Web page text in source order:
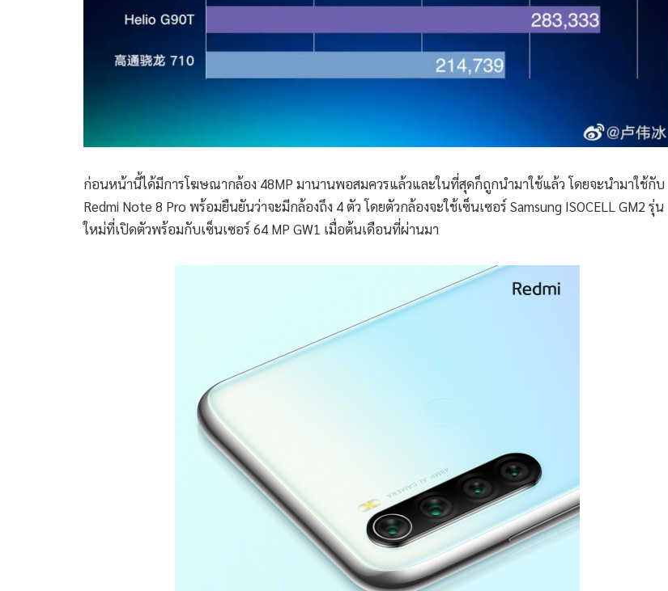
ก่อนหน้านี้ได้มีการโฆษณากล้อง 48MP มานานพอสมควรแล้วและในที่สุดก็ถูกนำมาใช้แล้ว โดยจะนำมาใช้กับ
Redmi Note 8 Pro พร้อมยืนยันว่าจะมีกล้องถึง 4 ตัว โดยตัวกล้องจะใช้เซ็นเซอร์ Samsung ISOCELL GM2 รุ่น
ใหม่ที่เปิดตัวพร้อมกับเซ็นเซอร์ 64 MP GW1 เมื่อต้นเดือนที่ผ่านมา